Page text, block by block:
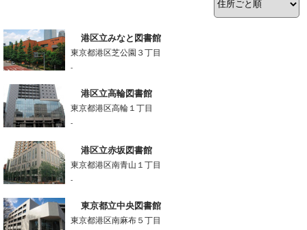
港区立みなと図書館
東京都港区芝公園３丁目
-
港区立高輪図書館
東京都港区高輪１丁目
-
港区立赤坂図書館
東京都港区南青山１丁目
-
東京都立中央図書館
東京都港区南麻布５丁目